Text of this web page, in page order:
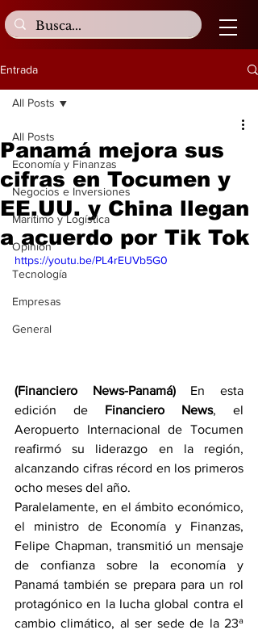
Entrada
All Posts
Economía y Finanzas
Negocios e Inversiones
Marítimo y Logística
Opinión
Tecnología
Empresas
General
All Posts
Panamá mejora sus
cifras en Tocumen y
EE.UU. y China llegan
a acuerdo por Tik Tok
https://youtu.be/PL4rEUVb5G0
(Financiero News-Panamá) En esta
edición de Financiero News, el
Aeropuerto Internacional de Tocumen
reafirmó su liderazgo en la región,
alcanzando cifras récord en los primeros
ocho meses del año.
Paralelamente, en el ámbito económico,
el ministro de Economía y Finanzas,
Felipe Chapman, transmitió un mensaje
de confianza sobre la economía y
Panamá también se prepara para un rol
protagónico en la lucha global contra el
cambio climático, al ser sede de la 23ª